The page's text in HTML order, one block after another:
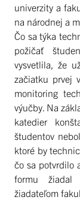
univerzity a
na národnej a
Čo sa týka
požičať
vysvetlila, že
začiatku prvej
monitoring
výučby. Na
katedier
študentov
ktoré by
čo sa potvrdilo
formu žiadal
žiadateľom